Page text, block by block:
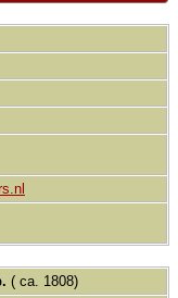
( ca. 1808)